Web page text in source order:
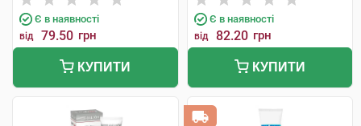
Є в наявності
від 79.50 грн
КУПИТИ
Є в наявності
від 82.20 грн
КУПИТИ